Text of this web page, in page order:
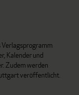
Kalender und
Zudem werden
veröffentlicht.